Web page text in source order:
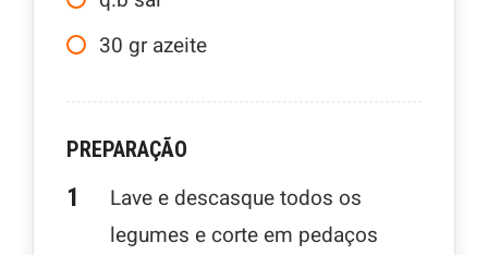
30 gr azeite
PREPARAÇÃO
Lave e descasque todos os
legumes e corte em pedaços